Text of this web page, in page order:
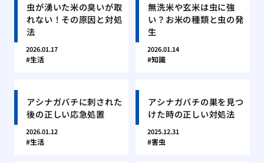
虫が湧いた米の臭いが取
れない！その原因と対処
法
2026.01.17
生活
無洗米や玄米は虫に強
い？お米の種類と虫の発
生
2026.01.14
知識
アシナガバチに刺された
後の正しい応急処置
2026.01.12
生活
アシナガバチの巣を見つ
けた時の正しい対処法
2025.12.31
害虫